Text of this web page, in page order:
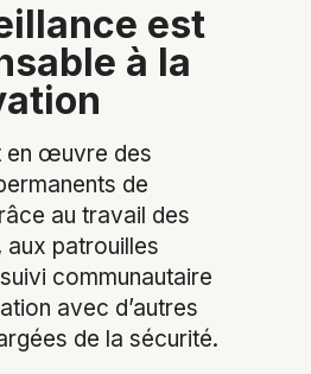
est
à la
en œuvre des
de
au travail des
patrouilles
communautaire
avec d’autres
de la sécurité.